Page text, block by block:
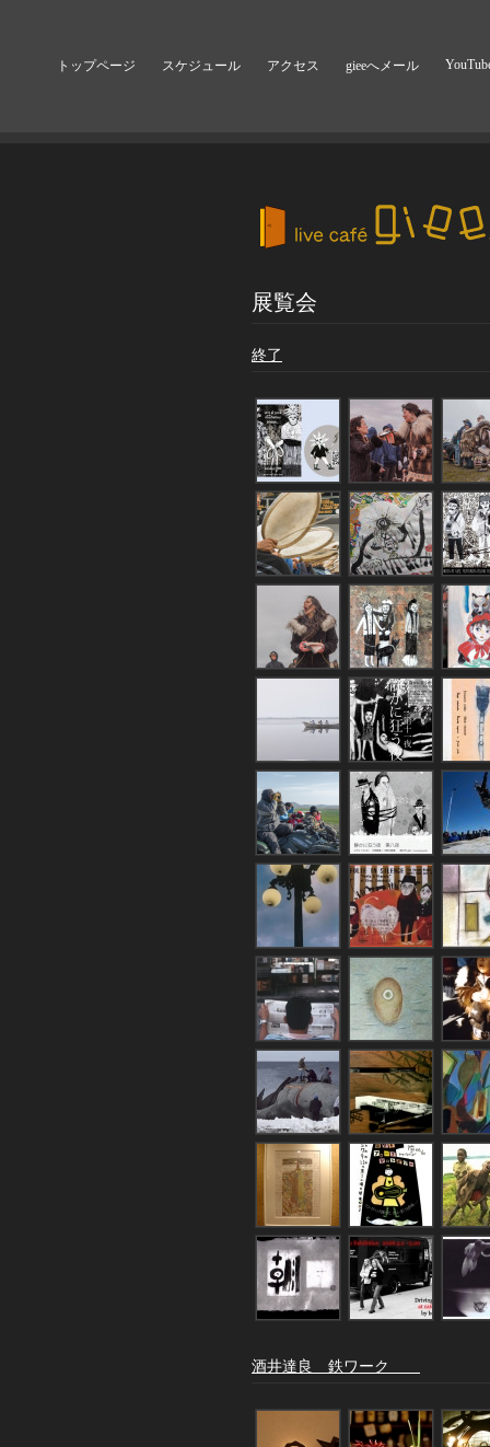
トップページ スケジュール アクセス gieeへメール
展覧会
終了
酒井達良 鉄ワーク